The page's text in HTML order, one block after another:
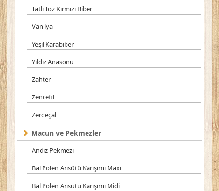
Tatlı Toz Kırmızı Biber
Vanilya
Yeşil Karabiber
Yıldız Anasonu
Zahter
Zencefil
Zerdeçal
Macun ve Pekmezler
Andız Pekmezi
Bal Polen Arısütü Karışımı Maxi
Bal Polen Arısütü Karışımı Midi